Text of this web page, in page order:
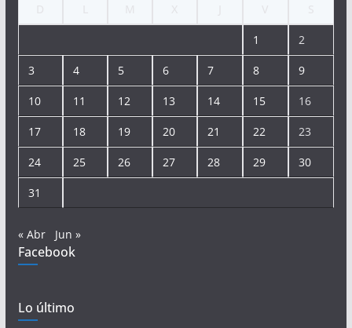
1 2
3 4 5 6 7 8 9
10 11 12 13 14 15 16
17 18 19 20 21 22 23
24 25 26 27 28 29 30
31
« Abr Jun »
Facebook
Lo último